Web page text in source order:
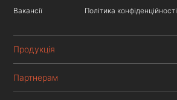
Вакансії Політика конфіденційності
Продукція
Партнерам